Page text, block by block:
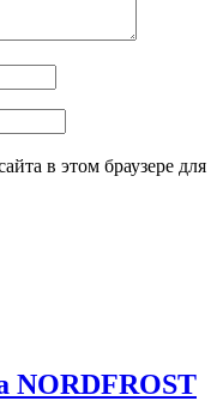
в этом браузере для
NORDFROST